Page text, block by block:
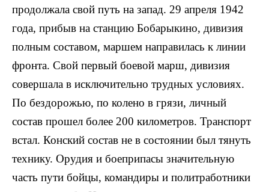
продолжала свой путь на запад. 29 апреля 1942
года, прибыв на станцию Бобарыкино, дивизия
полным составом, маршем направилась к линии
фронта. Свой первый боевой марш, дивизия
совершала в исключительно трудных условиях.
По бездорожью, по колено в грязи, личный
состав прошел более 200 километров. Транспорт
встал. Конский состав не в состоянии был тянуть
технику. Орудия и боеприпасы значительную
часть пути бойцы, командиры и политработники